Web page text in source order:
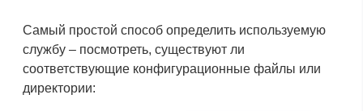
Самый простой способ определить используемую
службу – посмотреть, существуют ли
соответствующие конфигурационные файлы или
директории: